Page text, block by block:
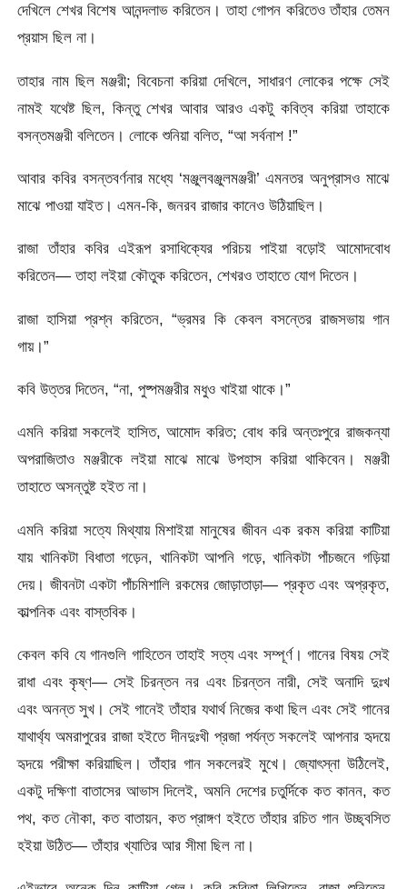
দেখিলে শেখর বিশেষ আনন্দলাভ করিতেন। তাহা গােপন করিতেও তাঁহার তেমন
প্রয়াস ছিল না।
তাহার নাম ছিল মঞ্জরী; বিবেচনা করিয়া দেখিলে, সাধারণ লােকের পক্ষে সেই
নামই যথেষ্ট ছিল, কিন্তু শেখর আবার আরও একটু কবিত্ব করিয়া তাহাকে
বসন্তমঞ্জরী বলিতেন। লােকে শুনিয়া বলিত, “আ সর্বনাশ !”
আবার কবির বসন্তবর্ণনার মধ্যে ‘মঞ্জুলবঞ্জুলমঞ্জরী’ এমনতর অনুপ্রাসও মাঝে
মাঝে পাওয়া যাইত। এমন-কি, জনরব রাজার কানেও উঠিয়াছিল।
রাজা তাঁহার কবির এইরূপ রসাধিক্যের পরিচয় পাইয়া বড়ােই আমােদবােধ
করিতেন— তাহা লইয়া কৌতুক করিতেন, শেখরও তাহাতে যােগ দিতেন।
রাজা হাসিয়া প্রশ্ন করিতেন, “ভ্রমর কি কেবল বসন্তের রাজসভায় গান
গায়।”
কবি উত্তর দিতেন, “না, পুষ্পমঞ্জরীর মধুও খাইয়া থাকে।”
এমনি করিয়া সকলেই হাসিত, আমােদ করিত; বােধ করি অন্তঃপুরে রাজকন্যা
অপরাজিতাও মঞ্জরীকে লইয়া মাঝে মাঝে উপহাস করিয়া থাকিবেন। মঞ্জরী
তাহাতে অসন্তুষ্ট হইত না।
এমনি করিয়া সত্যে মিথ্যায় মিশাইয়া মানুষের জীবন এক রকম করিয়া কাটিয়া
যায় খানিকটা বিধাতা গড়েন, খানিকটা আপনি গড়ে, খানিকটা পাঁচজনে গড়িয়া
দেয়। জীবনটা একটা পাঁচমিশালি রকমের জোড়াতাড়া— প্রকৃত এবং অপ্রকৃত,
কাল্পনিক এবং বাস্তবিক।
কেবল কবি যে গানগুলি গাহিতেন তাহাই সত্য এবং সম্পূর্ণ। গানের বিষয় সেই
রাধা এবং কৃষ্ণ— সেই চিরন্তন নর এবং চিরন্তন নারী, সেই অনাদি দুঃখ
এবং অনন্ত সুখ। সেই গানেই তাঁহার যথার্থ নিজের কথা ছিল এবং সেই গানের
যাথার্থ্য অমরাপুরের রাজা হইতে দীনদুঃখী প্রজা পর্যন্ত সকলেই আপনার হৃদয়ে
হৃদয়ে পরীক্ষা করিয়াছিল। তাঁহার গান সকলেরই মুখে। জ্যোৎস্না উঠিলেই,
একটু দক্ষিণা বাতাসের আভাস দিলেই, অমনি দেশের চতুর্দিকে কত কানন, কত
পথ, কত নৌকা, কত বাতায়ন, কতপ্রাঙ্গণ হইতে তাঁহার রচিত গান উচ্ছ্বসিত
হইয়া উঠিত— তাঁহার খ্যাতির আর সীমা ছিল না।